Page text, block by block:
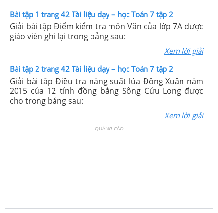
Bài tập 1 trang 42 Tài liệu dạy – học Toán 7 tập 2
Giải bài tập Điểm kiểm tra môn Văn của lớp 7A được
giáo viên ghi lại trong bảng sau:
Xem lời giải
Bài tập 2 trang 42 Tài liệu dạy – học Toán 7 tập 2
Giải bài tập Điều tra năng suất lúa Đông Xuân năm
2015 của 12 tỉnh đồng bằng Sông Cửu Long được
cho trong bảng sau:
Xem lời giải
QUẢNG CÁO